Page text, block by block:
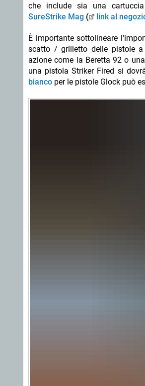
che include sia una
SureStrike Mag ( link al
È importante sottolineare
scatto / grilletto delle pistole a
azione come la Beretta 92 o
una pistola Striker Fired si
bianco per le pistole Glock può